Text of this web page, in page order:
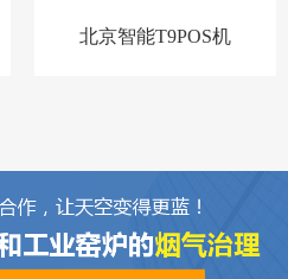
北京智能T9POS机